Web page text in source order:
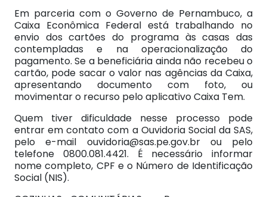
Em parceria com o Governo de Pernambuco, a
Caixa Econômica Federal está trabalhando no
envio dos cartões do programa às casas das
contempladas e na operacionalização do
pagamento. Se a beneficiária ainda não recebeu o
cartão, pode sacar o valor nas agências da Caixa,
apresentando documento com foto, ou
movimentar o recurso pelo aplicativo Caixa Tem.
Quem tiver dificuldade nesse processo pode
entrar em contato com a Ouvidoria Social da SAS,
pelo e-mail ouvidoria@sas.pe.gov.brou pelo
telefone 0800.081.4421. É necessário informar
nome completo, CPF e o Número de Identificação
Social (NIS).